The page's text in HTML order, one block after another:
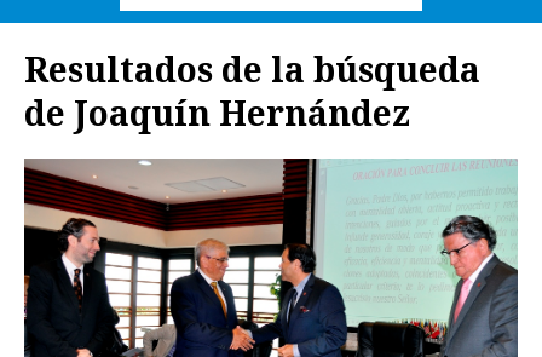
Resultados de la búsqueda
de Joaquín Hernández